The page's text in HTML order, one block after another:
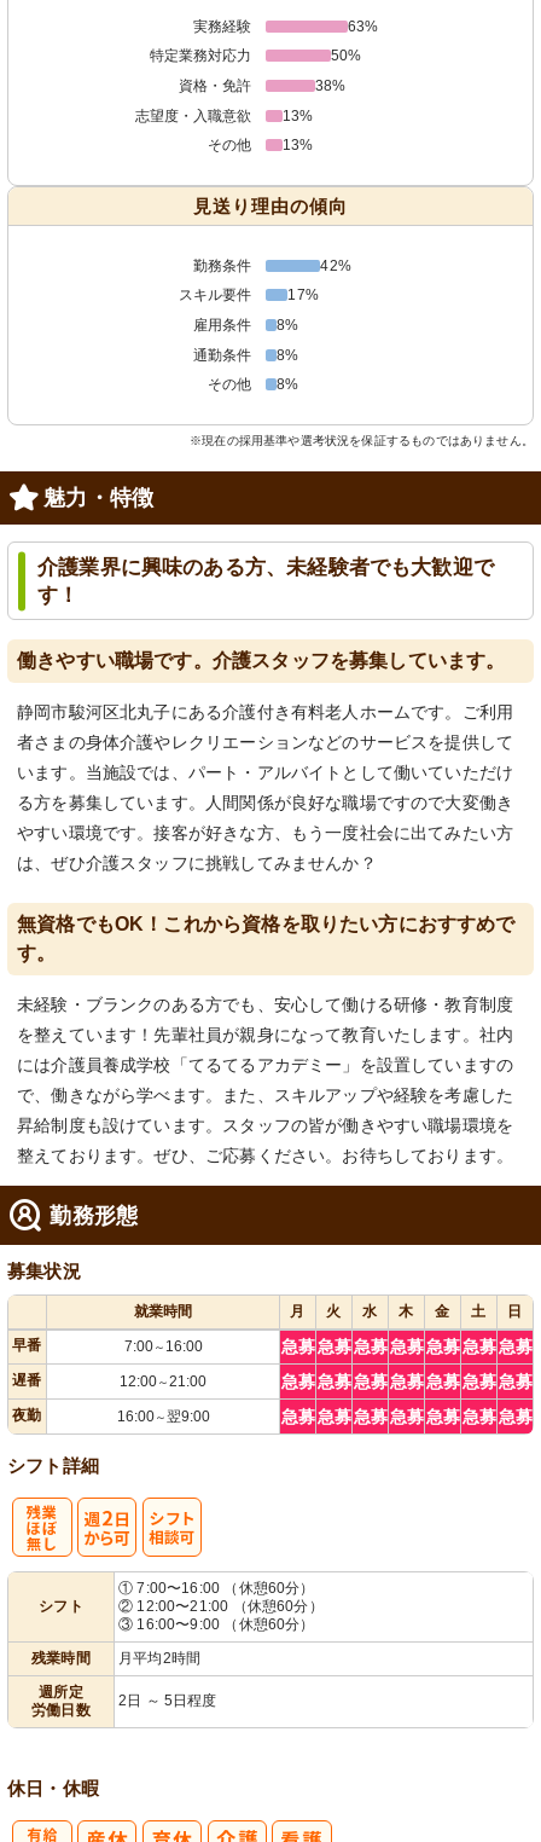
実務経験
63%
特定業務対応力
50%
資格・免許
38%
志望度・入職意欲
13%
その他
13%
見送り理由の傾向
勤務条件
42%
スキル要件
17%
雇用条件
8%
通勤条件
8%
その他
8%
※現在の採用基準や選考状況を保証するものではありません。
魅力・特徴
介護業界に興味のある方、未経験者でも大歓迎で
す！
働きやすい職場です。介護スタッフを募集しています。
静岡市駿河区北丸子にある介護付き有料老人ホームです。ご利用
者さまの身体介護やレクリエーションなどのサービスを提供して
います。当施設では、パート・アルバイトとして働いていただけ
る方を募集しています。人間関係が良好な職場ですので大変働き
やすい環境です。接客が好きな方、もう一度社会に出てみたい方
は、ぜひ介護スタッフに挑戦してみませんか？
無資格でもOK！これから資格を取りたい方におすすめで
す。
未経験・ブランクのある方でも、安心して働ける研修・教育制度
を整えています！先輩社員が親身になって教育いたします。社内
には介護員養成学校「てるてるアカデミー」を設置していますの
で、働きながら学べます。また、スキルアップや経験を考慮した
昇給制度も設けています。スタッフの皆が働きやすい職場環境を
整えております。ぜひ、ご応募ください。お待ちしております。
勤務形態
募集状況
就業時間 月 火 水 木 金 土
日
早番
7:00～ 16:00 急募急募急募急募急募急募急募
遅番 12:00～21:00 急募急募急募急募急募急募急募
夜勤 16:00～翌9:00 急募急募急募急募急募急募急募
シフト詳細
シフト
① 7:00〜16:00 （休憩60分）
② 12:00〜21:00 （休憩60分）
③ 16:00〜9:00 （休憩60分）
残業時間
月平均2時間
週所定
労働日数
2日 ～ 5日程度
休日・休暇